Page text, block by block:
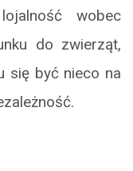
wobec
do zwierząt,
się być nieco na